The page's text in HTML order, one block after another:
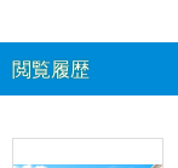
閲覧履歴